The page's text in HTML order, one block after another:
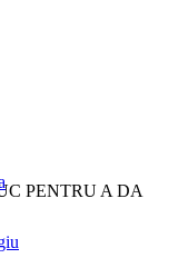
PENTRU A DA